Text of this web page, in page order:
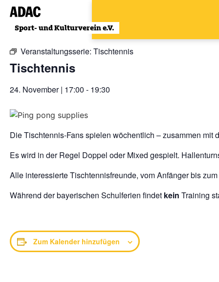
Zum
Inhalt
wechseln
« Alle Veranstaltungen
Veranstaltungsserie: Tischtennis
Tischtennis
24. November | 17:00 - 19:30
Die Tischtennis-Fans spielen wöchentlich – zusammen mit
Es wird in der Regel Doppel oder Mixed gespielt.
Alle interessierte Tischtennisfreunde, vom Anfänger bis
Während der bayerischen Schulferien findet kein Training
Zum Kalender hinzufügen